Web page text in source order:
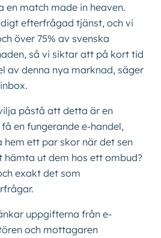
en match made in heaven.
efterfrågad tjänst, och vi
över 75% av svenska
så vi siktar att på kort tid
av denna nya marknad, säger
påstå att detta är en
en fungerande e-handel,
hem ett par skor när det sen
ut dem hos ett ombud?
exakt det som
uppgifterna från e-
och mottagaren